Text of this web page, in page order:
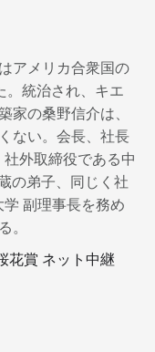
アメリカ合衆国の
。統治され、キエ
家の桑野信介は、
ない。会長、社長
外取締役である中
の弟子、同じく社
副理事長を務め
。
花賞 ネット中継